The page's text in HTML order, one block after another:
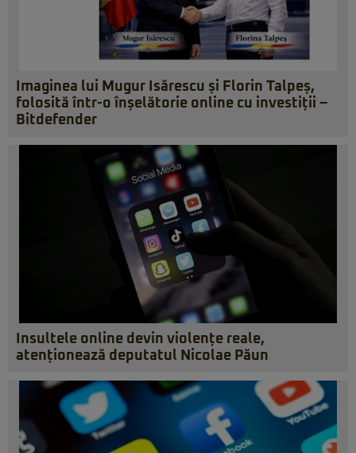
Imaginea lui Mugur Isărescu și Florin Talpeș,
folosită într-o înșelătorie online cu investiții –
Bitdefender
Insultele online devin violențe reale,
atenționează deputatul Nicolae Păun